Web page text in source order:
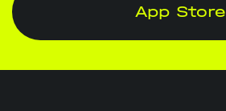
App Store